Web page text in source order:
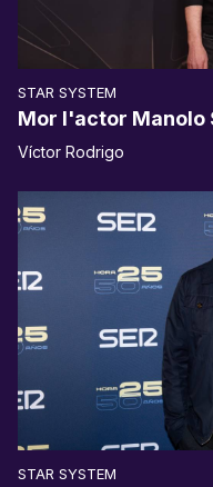
STAR SYSTEM
Mor l'actor Manolo
Víctor Rodrigo
STAR SYSTEM